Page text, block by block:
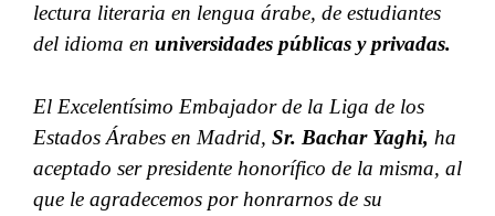
lectura literaria en lengua árabe, de estudiantes
del idioma en universidades públicas y privadas.
El Excelentísimo Embajador de la Liga de los
Estados Árabes en Madrid, Sr. Bachar Yaghi, ha
aceptado ser presidente honorífico de la misma, al
que le agradecemos por honrarnos de su